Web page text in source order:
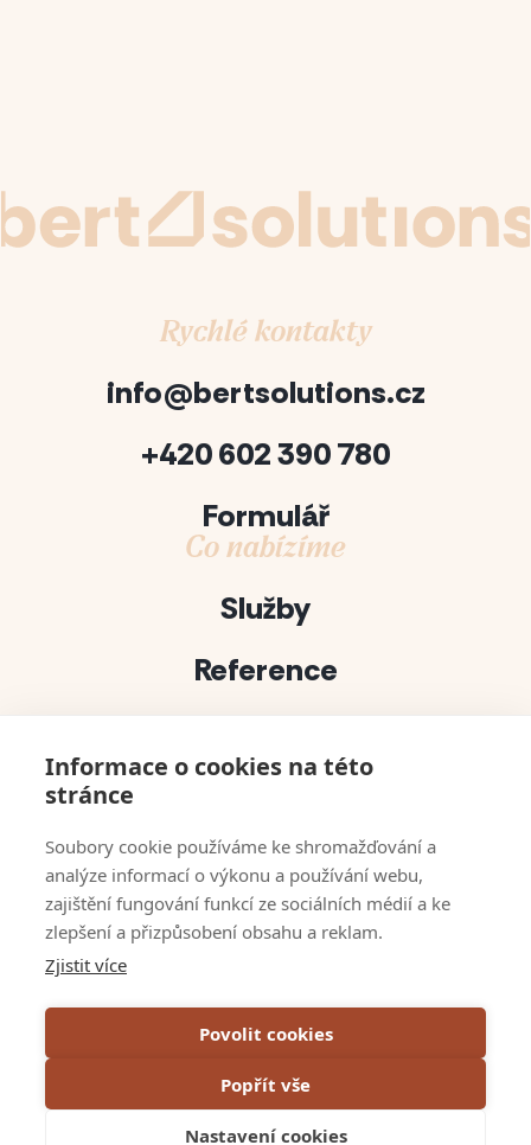
Informace o cookies na této
stránce
Soubory cookie používáme ke shromažďování a
analýze informací o výkonu a používání webu,
zajištění fungování funkcí ze sociálních médií a ke
zlepšení a přizpůsobení obsahu a reklam.
Zjistit více
Povolit cookies
Popřít vše
Nastavení cookies
Rychlé kontakty
info@bertsolutions.cz
+420 602 390 780
Formulář
Co nabízíme
Služby
Reference
Kontakty
Napsali o nás
VOP
GDPR & Cookies
Projekty EU